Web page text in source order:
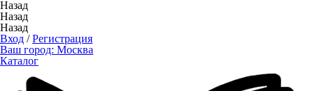
Назад
Назад
Назад
Вход /Регистрация
Ваш город: Москва
Каталог